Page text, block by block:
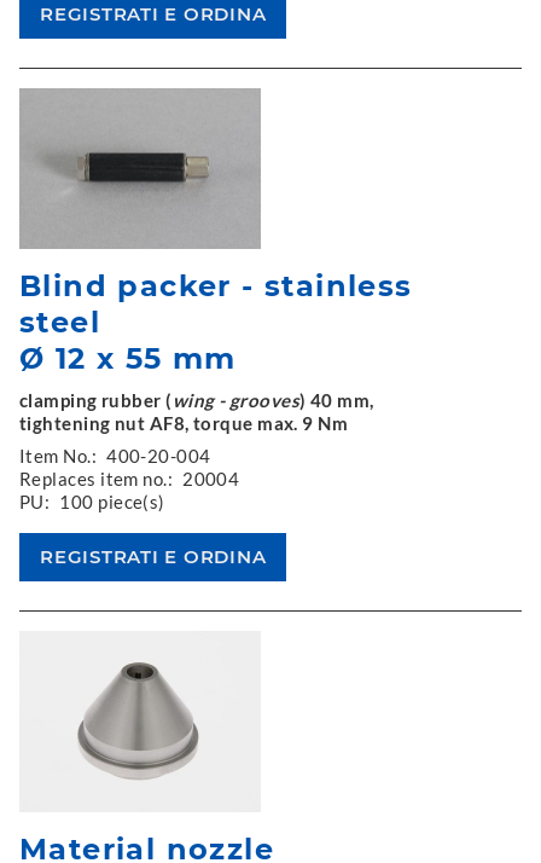
Blind packer - stainless
steel
Ø 12 x 55 mm
clamping rubber ( wing - grooves) 40 mm,
tightening nut AF8, torque max. 9 Nm
Item No.: 400-20-004
Replaces item no.: 20004
PU: 100 piece(s)
Material nozzle